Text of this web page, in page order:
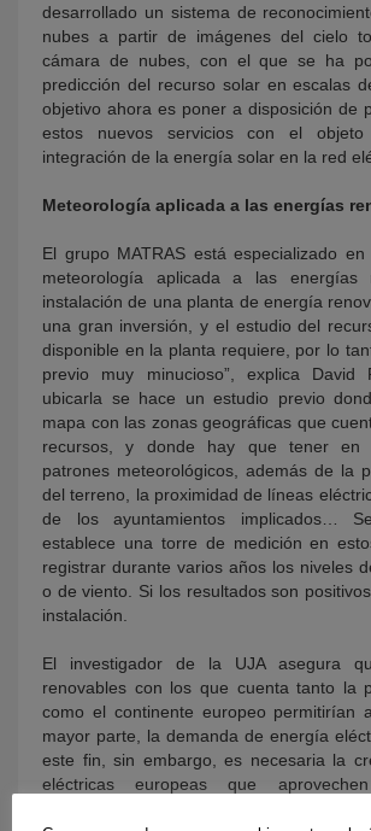
desarrollado un sistema de
nubes a partir de imágenes del cielo
cámara de nubes, con el que se ha
predicción del recurso solar en escalas
objetivo ahora es poner a disposición de
estos nuevos servicios con el
integración de la energía solar en la red
Meteorología aplicada a las energías
El grupo MATRAS está especializado
meteorología aplicada a las energías
instalación de una planta de energía
una gran inversión, y el estudio del
disponible en la planta requiere, por lo
previo muy minucioso”, explica David
ubicarla se hace un estudio previo
mapa con las zonas geográficas que
recursos, y donde hay que tener en
patrones meteorológicos, además de la
del terreno, la proximidad de líneas
de los ayuntamientos implicados…
establece una torre de medición en
registrar durante varios años los niveles
o de viento. Si los resultados son
instalación.
El investigador de la UJA asegura
renovables con los que cuenta tanto la
como el continente europeo permitirían
mayor parte, la demanda de energía
este fin, sin embargo, es necesaria la
eléctricas europeas que